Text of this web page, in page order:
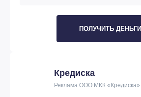
ПОЛУЧИТЬ ДЕНЬГИ
Кредиска
Реклама ООО МКК «Кредиска»